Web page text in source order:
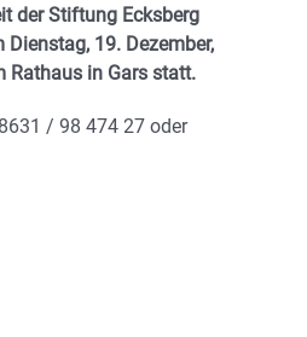
der Stiftung Ecksberg
19. Dezember,
Rathaus in Gars statt.
/ 98 474 27 oder